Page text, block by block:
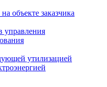
объекте заказчика
управления
утилизацией